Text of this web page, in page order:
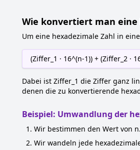
Wie konvertiert man eine
Um eine hexadezimale Zahl in
(Ziffer_1 · 16^(n-1)) + (Ziffer_2 ·
Dabei ist Ziffer_1 die Ziffer ganz
denen die zu konvertierende
Beispiel: Umwandlung der
Wir bestimmen den Wert von
Wir wandeln jede